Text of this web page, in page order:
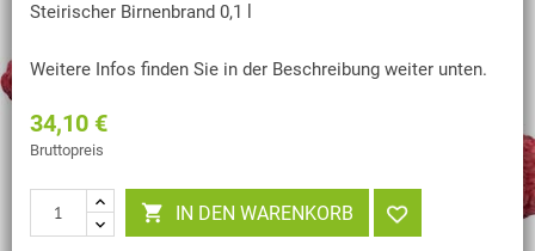
Steirischer Birnenbrand 0,1 l
Weitere Infos finden Sie in der Beschreibung weiter unten.
34,10 €
Bruttopreis
 IN DEN WARENKORB